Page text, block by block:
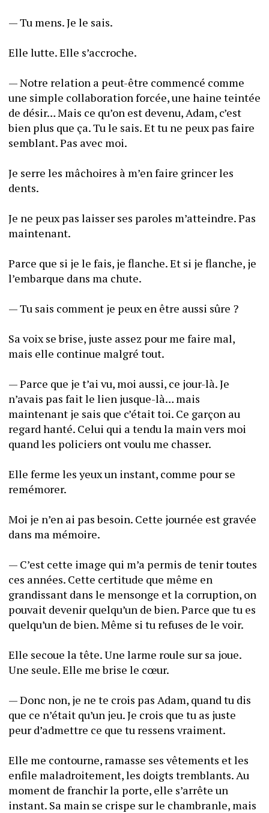
— Tu mens. Je le sais.
— Notre relation a peut-être commencé comme
une simple collaboration forcée, une haine teintée
de désir… Mais ce qu’on est devenu, Adam, c’est
bien plus que ça. Tu le sais. Et tu ne peux pas faire
semblant. Pas avec moi.
Je serre les mâchoires à m’en faire grincer les
Je ne peux pas laisser ses paroles m’atteindre. Pas
maintenant.
Parce que si je le fais, je flanche. Et si je flanche, je
l’embarque dans ma chute.
— Tu sais comment je peux en être aussi sûre ?
Sa voix se brise, juste assez pour me faire mal,
— Parce que je t’ai vu, moi aussi, ce jour-là. Je
n’avais pas fait le lien jusque-là… mais
maintenant je sais que c’était toi. Ce garçon au
regard hanté. Celui qui a tendu la main vers moi
Elle ferme les yeux un instant, comme pour se
Moi je n’en ai pas besoin. Cette journée est gravée
— C’est cette image qui m’a permis de tenir toutes
ces années. Cette certitude que même en
grandissant dans le mensonge et la corruption, on
pouvait devenir quelqu’un de bien. Parce que tu es
quelqu’un de bien. Même si tu refuses de le voir.
Elle secoue la tête. Une larme roule sur sa joue.
— Donc non, je ne te crois pas Adam, quand tu dis
que ce n’était qu’un jeu. Je crois que tu as juste
Elle me contourne, ramasse ses vêtements et les
enfile maladroitement, les doigts tremblants. Au
moment de franchir la porte, elle s’arrête un
instant. Sa main se crispe sur le chambranle, mais